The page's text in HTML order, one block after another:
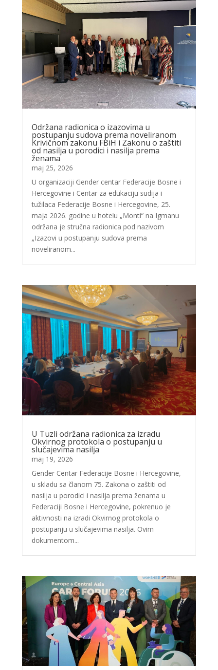
Održana radionica o izazovima u
postupanju sudova prema noveliranom
Krivičnom zakonu FBiH i Zakonu o zaštiti
od nasilja u porodici i nasilja prema
ženama
maj 25, 2026
U organizaciji Gender centar Federacije Bosne i
Hercegovine i Centar za edukaciju sudija i
tužilaca Federacije Bosne i Hercegovine, 25.
maja 2026. godine u hotelu „Monti“ na Igmanu
održana je stručna radionica pod nazivom
„Izazovi u postupanju sudova prema
noveliranom...
U Tuzli održana radionica za izradu
Okvirnog protokola o postupanju u
slučajevima nasilja
maj 19, 2026
Gender Centar Federacije Bosne i Hercegovine,
u skladu sa članom 75. Zakona o zaštiti od
nasilja u porodici i nasilja prema ženama u
Federaciji Bosne i Hercegovine, pokrenuo je
aktivnosti na izradi Okvirnog protokola o
postupanju u slučajevima nasilja. Ovim
dokumentom...